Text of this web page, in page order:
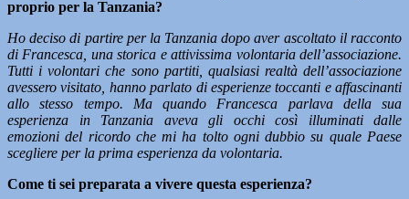
proprio per la Tanzania?
Ho deciso di partire per la Tanzania dopo aver ascoltato il racconto
di Francesca, una storica e attivissima volontaria dell’associazione.
Tutti i volontari che sono partiti, qualsiasi realtà dell’associazione
avessero visitato, hanno parlato di esperienze toccanti e affascinanti
allo stesso tempo. Ma quando Francesca parlava della sua
esperienza in Tanzania aveva gli occhi così illuminati dalle
emozioni del ricordo che mi ha tolto ogni dubbio su quale Paese
scegliere per la prima esperienza da volontaria.
Come ti sei preparata a vivere questa esperienza?